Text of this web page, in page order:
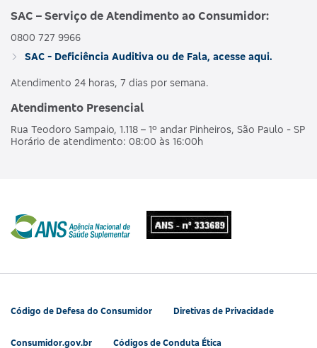
SAC – Serviço de Atendimento ao Consumidor:
0800 727 9966
SAC - Deficiência Auditiva ou de Fala, acesse aqui.
Atendimento 24 horas, 7 dias por semana.
Atendimento Presencial
Rua Teodoro Sampaio, 1.118 – 1º andar Pinheiros, São Paulo - SP
Horário de atendimento: 08:00 às 16:00h
Código de Defesa do Consumidor Diretivas de Privacidade
Consumidor.gov.br Códigos de Conduta Ética